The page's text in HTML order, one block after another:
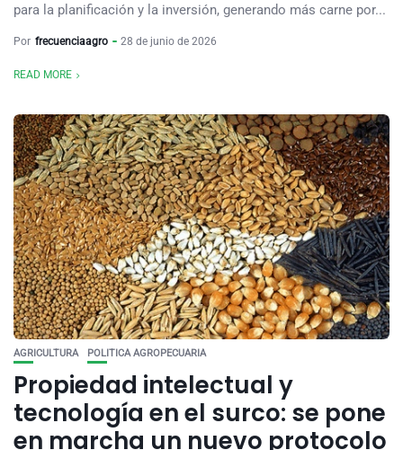
para la planificación y la inversión, generando más carne por...
Por frecuenciaagro 28 de junio de 2026
READ MORE
AGRICULTURA POLITICA AGROPECUARIA
Propiedad intelectual y
tecnología en el surco: se pone
en marcha un nuevo protocolo